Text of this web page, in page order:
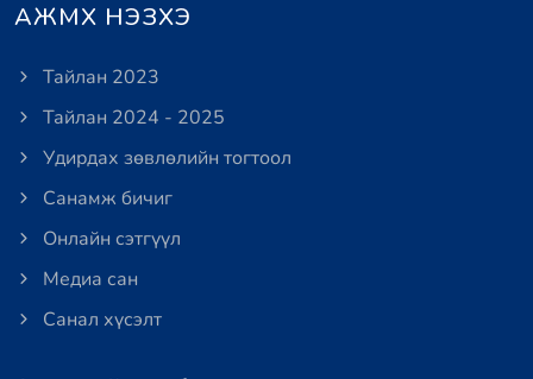
АЖМХ НЭЗХЭ
Тайлан 2023
Тайлан 2024 - 2025
Удирдах зөвлөлийн тогтоол
Санамж бичиг
Онлайн сэтгүүл
Медиа сан
Санал хүсэлт